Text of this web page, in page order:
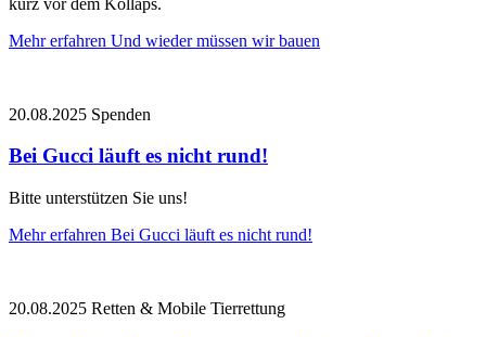
Mehr erfahren Und wieder müssen wir bauen
20.08.2025 Spenden
Bei Gucci läuft es nicht rund!
Bitte unterstützen Sie uns!
Mehr erfahren Bei Gucci läuft es nicht rund!
20.08.2025 Retten & Mobile Tierrettung